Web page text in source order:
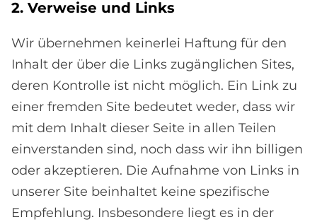
2. Ver­wei­se und Lin­ks
Wir übernehmen keinerlei Haftung für den
Inhalt der über die Links zugänglichen Sites,
deren Kontrolle ist nicht möglich. Ein Link zu
einer fremden Site bedeutet weder, dass wir
mit dem Inhalt dieser Seite in allen Teilen
einverstanden sind, noch dass wir ihn billigen
oder akzeptieren. Die Aufnahme von Links in
unserer Site beinhaltet keine spezifische
Empfehlung. Insbesondere liegt es in der